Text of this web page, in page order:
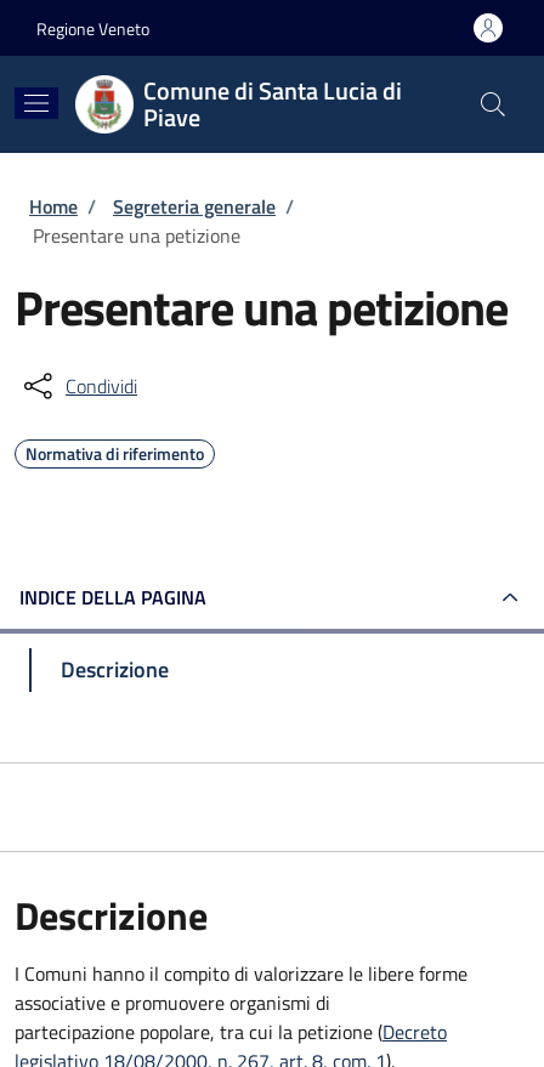
Regione Veneto
Comune di Santa Lucia di
Piave
Briciole di pane
Home / Segreteria generale /
Presentare una petizione
Presentare una petizione
Condividi
Normativa di riferimento
INDICE DELLA PAGINA
Descrizione
Descrizione
I Comuni hanno il compito di valorizzare le libere forme
associative e promuovere organismi di
partecipazione popolare, tra cui la petizione (Decreto
legislativo 18/08/2000, n. 267, art. 8, com. 1).